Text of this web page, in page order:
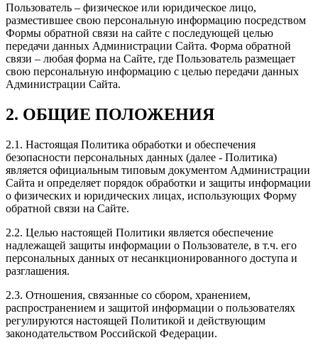
Пользователь – физическое или юридическое лицо,
разместившее свою персональную информацию посредством
Формы обратной связи на сайте с последующей целью
передачи данных Администрации Сайта. Форма обратной
связи – любая форма на Сайте, где Пользователь размещает
свою персональную информацию с целью передачи данных
Администрации Сайта.
2. ОБЩИЕ ПОЛОЖЕНИЯ
2.1. Настоящая Политика обработки и обеспечения
безопасности персональных данных (далее - Политика)
является официальным типовым документом Администрации
Сайта и определяет порядок обработки и защиты информации
о физических и юридических лицах, использующих Форму
обратной связи на Сайте.
2.2. Целью настоящей Политики является обеспечение
надлежащей защиты информации о Пользователе, в т.ч. его
персональных данных от несанкционированного доступа и
разглашения.
2.3. Отношения, связанные со сбором, хранением,
распространением и защитой информации о пользователях
регулируются настоящей Политикой и действующим
законодательством Российской Федерации.